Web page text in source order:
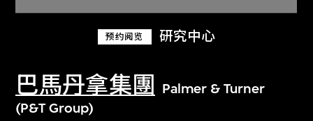
预约阅览 研究中心
巴馬丹拿集團
Palmer & Turner
(P&T Group)
关于M+藏品
探索世界顶级的二十及二十一世纪视觉
文化藏品。